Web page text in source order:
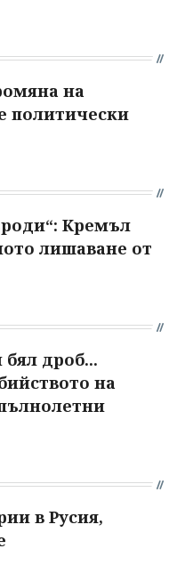
на
политически
Кремъл
лишаване от
бял дроб...
на
в Русия,